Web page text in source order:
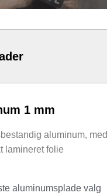
1 mm
aluminum, med
lamineret folie
aluminumsplade valg